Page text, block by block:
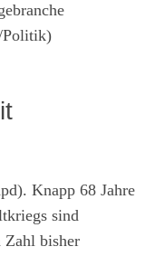
Politik)
Knapp 68 Jahre
sind
Zahl bisher